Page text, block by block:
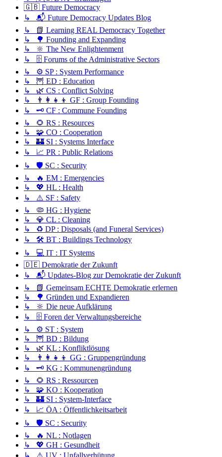
🇬🇧 Future Democracy
↳ 📬 Future Democracy Updates Blog
↳ 📗 Learning REAL Democracy Together
↳ 🌳 Founding and Expanding
↳ 🔆 The New Enlightenment
↳ 🗄️ Forums of the Administrative Sectors
↳ ⚙️ SP : System Performance
↳ 🦉 ED : Education
↳ 🌿 CS : Conflict Solving
↳ 👨‍👩‍👧‍👦 GF : Group Founding
↳ 🗝️ CF : Commune Founding
↳ 🌻 RS : Resources
↳ 🧩 CO : Cooperation
↳ 🏰 SI : Systems Interface
↳ 📈 PR : Public Relations
↳ 🛡️ SC : Security
↳ 🔥 EM : Emergencies
↳ 💖 HL : Health
↳ ⚠️ SF : Safety
↳ 🦠 HG : Hygiene
↳ 💎 CL : Cleaning
↳ ♻️ DP : Disposals (and Funeral Services)
↳ 🛠️ BT : Buildings Technology
↳ 💻 IT : IT Systems
🇩🇪 Demokratie der Zukunft
↳ 📬 Updates-Blog zur Demokratie der Zukunft
↳ 📗 Gemeinsam ECHTE Demokratie erlernen
↳ 🌳 Gründen und Expandieren
↳ 🔆 Die neue Aufklärung
↳ 🗄️ Foren der Verwaltungsbereiche
↳ ⚙️ ST : System
↳ 🦉 BD : Bildung
↳ 🌿 KL : Konfliktlösung
↳ 👨‍👩‍👧‍👦 GG : Gruppengründung
↳ 🗝️ KG : Kommunengründung
↳ 🌻 RS : Ressourcen
↳ 🧩 KO : Kooperation
↳ 🏰 SI : System-Interface
↳ 📈 ÖA : Öffentlichkeitsarbeit
↳ 🛡️ SC : Security
↳ 🔥 NL : Notlagen
↳ 💖 GH : Gesundheit